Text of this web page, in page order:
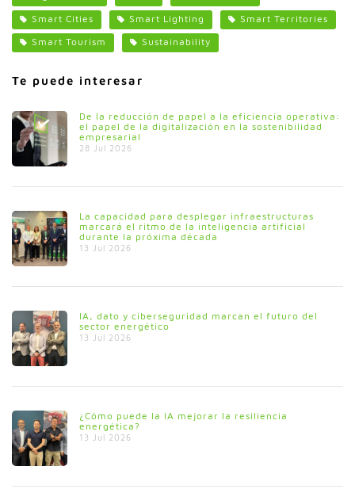
Smart Cities
Smart Lighting
Smart Territories
Smart Tourism
Sustainability
Te puede interesar
De la reducción de papel a la eficiencia operativa:
el papel de la digitalización en la sostenibilidad
empresarial
28 Jul 2026
La capacidad para desplegar infraestructuras
marcará el ritmo de la inteligencia artificial
durante la próxima década
13 Jul 2026
IA, dato y ciberseguridad marcan el futuro del
sector energético
13 Jul 2026
¿Cómo puede la IA mejorar la resiliencia
energética?
13 Jul 2026